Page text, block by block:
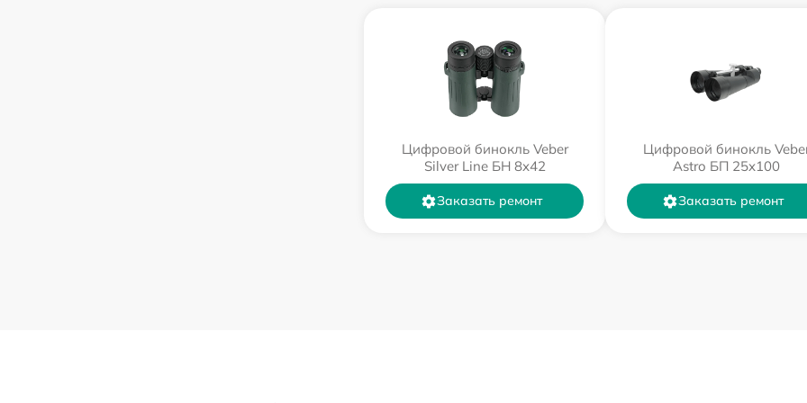
Цифровой бинокль Veber
Silver Line БН 8x42
Заказать ремонт
Цифровой бинокль
Astro БП 25x100
Заказать ремонт